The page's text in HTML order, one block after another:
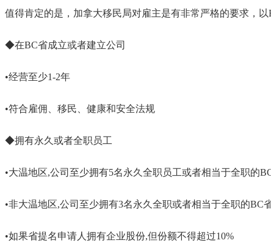
值得肯定的是，加拿大移民局对雇主是有非常严格的要求，以
◆在BC省成立或者建立公司
•经营至少1-2年
•符合雇佣、移民、健康和安全法规
◆拥有永久或者全职员工
•大温地区,公司至少拥有5名永久全职员工或者相当于全职的
•非大温地区,公司至少拥有3名永久全职或者相当于全职的BC
•如果省提名申请人拥有企业股份,但份额不得超过10%